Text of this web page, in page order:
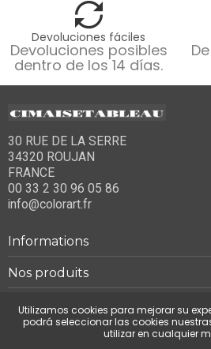
Devoluciones fáciles
Devoluciones posibles
dentro de los 14 días.
30 RUE DE LA SERRE
34320 ROUJAN
FRANCE
00 33 2 30 96 05 86
info@colorart.fr
Informations
Nos produits
Notre société
Utilizamos cookies para mejorar su
podrá seleccionar las cookies
utilizar en cualquier